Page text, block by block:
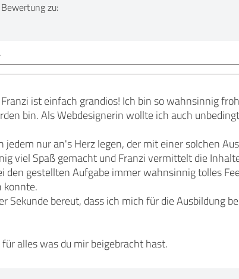
zu:
ist einfach grandios! Ich bin so wahnsinnig
bin. Als Webdesignerin wollte ich auch
jedem nur an's Herz legen, der mit einer solchen
viel Spaß gemacht und Franzi vermittelt die
den gestellten Aufgabe immer wahnsinnig tolles
konnte.
Sekunde bereut, dass ich mich für die Ausbildung
alles was du mir beigebracht hast.